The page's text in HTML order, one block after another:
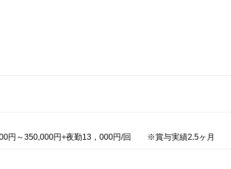
円～350,000円+夜勤13，000円/回 ※賞与実績2.5ヶ月